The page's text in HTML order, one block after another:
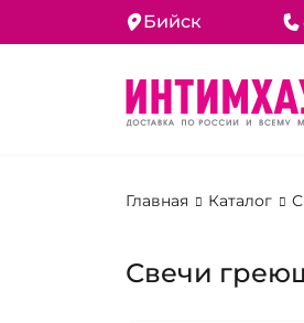
Бийск
Главная Каталог
Свечи